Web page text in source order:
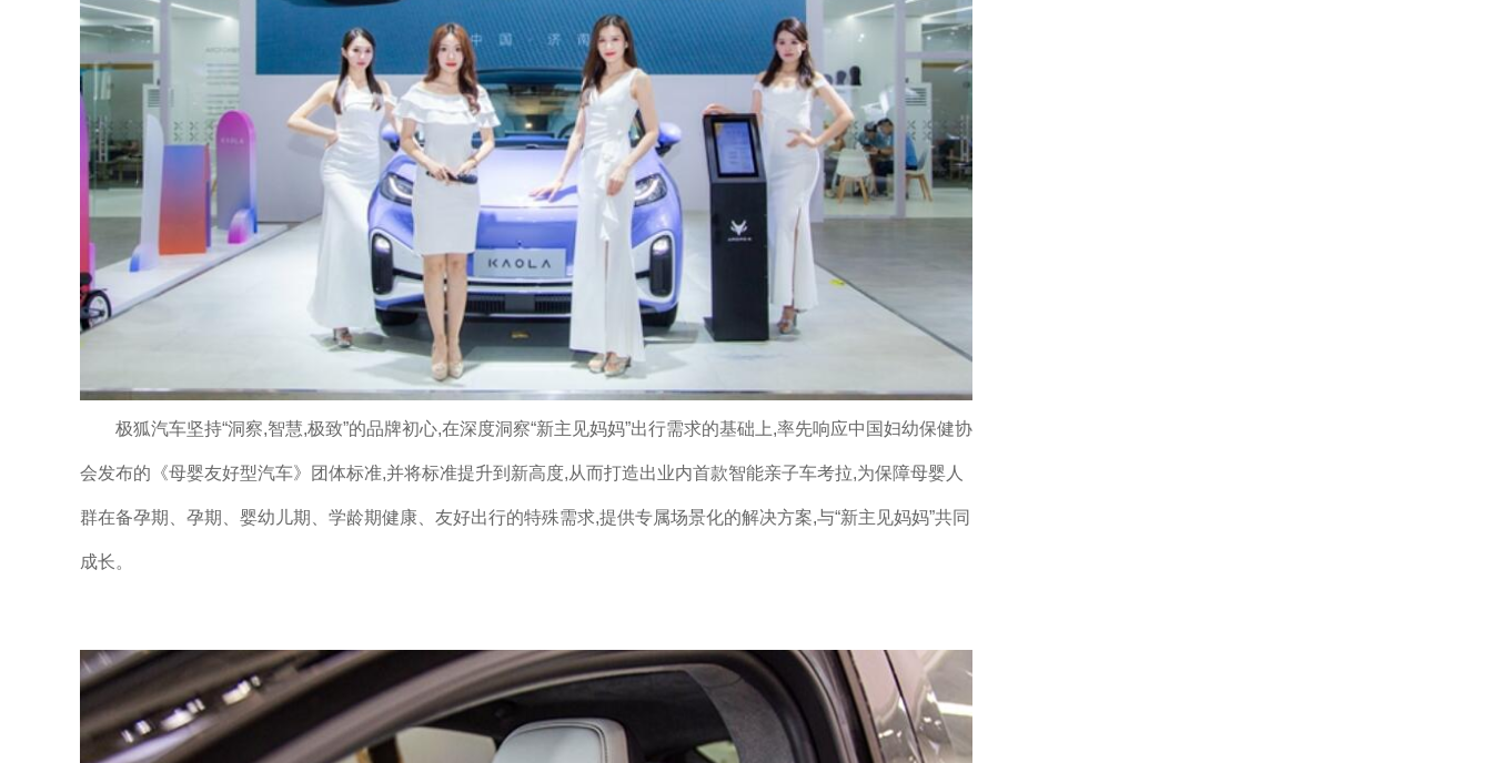
极狐汽车坚持“洞察,智慧,极致”的品牌初心,在深度洞察“新主见妈妈”出行需求的基础上,率先响应中国妇幼保健协
会发布的《母婴友好型汽车》团体标准,并将标准提升到新高度,从而打造出业内首款智能亲子车考拉,为保障母婴人
群在备孕期、孕期、婴幼儿期、学龄期健康、友好出行的特殊需求,提供专属场景化的解决方案,与“新主见妈妈”共同
成长。